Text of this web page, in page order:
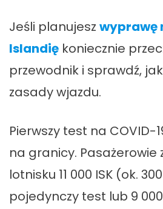
Jeśli planujesz wyprawę
Islandię koniecznie
przewodnik i sprawdź,
zasady wjazdu.
Pierwszy test na COVID-
na granicy. Pasażerowie
lotnisku 11 000 ISK (ok.
pojedynczy test lub 9 000